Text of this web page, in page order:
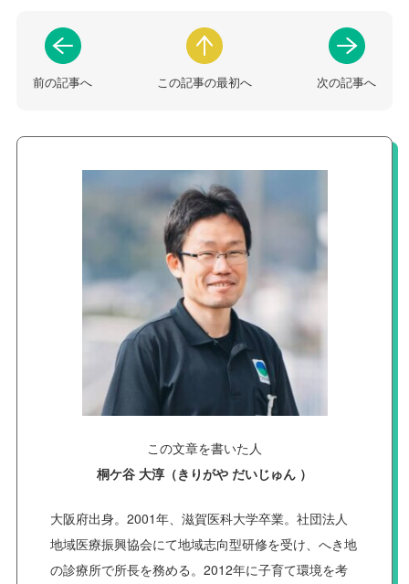
前の記事へ この記事の最初へ 次の記事へ
この文章を書いた人
桐ケ谷 大淳（きりがや だいじゅん ）
大阪府出身。2001年、滋賀医科大学卒業。社団法人
地域医療振興協会にて地域志向型研修を受け、へき地
の診療所で所長を務める。2012年に子育て環境を考